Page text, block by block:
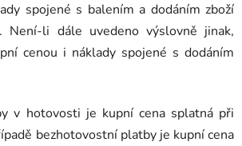
spojené s balením a dodáním zboží
Není-li dále uvedeno výslovně jinak,
cenou i náklady spojené s dodáním
v hotovosti je kupní cena splatná při
bezhotovostní platby je kupní cena